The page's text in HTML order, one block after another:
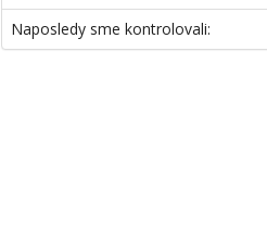
Naposledy sme kontrolovali: